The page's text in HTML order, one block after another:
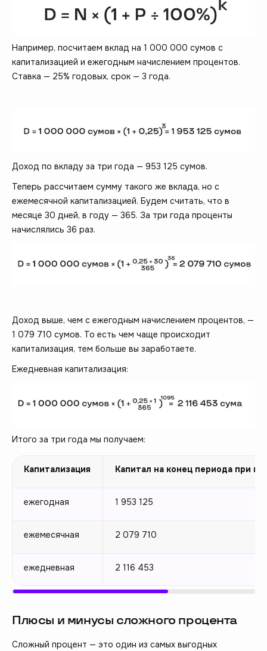
Например, посчитаем вклад на 1 000 000 сумов с
капитализацией и ежегодным начислением процентов.
Ставка — 25% годовых, срок — 3 года.
Доход по вкладу за три года — 953 125 сумов.
Теперь рассчитаем сумму такого же вклада, но с
ежемесячной капитализацией. Будем считать, что в
месяце 30 дней, в году — 365. За три года проценты
начислялись 36 раз.
Доход выше, чем с ежегодным начислением процентов, —
1 079 710 сумов. То есть чем чаще происходит
капитализация, тем больше вы заработаете.
Ежедневная капитализация:
Итого за три года мы получаем:
Капитализация Капитал на конец периода при
ежегодная 1 953 125
ежемесячная 2 079 710
ежедневная 2 116 453
Плюсы и минусы сложного процента
Сложный процент — это один из самых выгодных